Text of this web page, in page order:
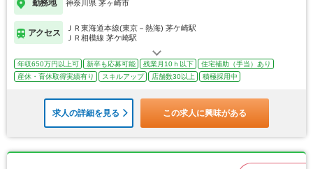
勤務地 神奈川県 茅ヶ崎市
アクセス
ＪＲ東海道本線(東京－熱海) 茅ケ崎駅
ＪＲ相模線 茅ケ崎駅
年収650万円以上可 新卒も応募可能 残業月10ｈ以下
住宅補助（手当）あり
産休・育休取得実績有り
スキルアップ 店舗数30以上 積極採用中
求人の詳細を見る この求人に興味がある